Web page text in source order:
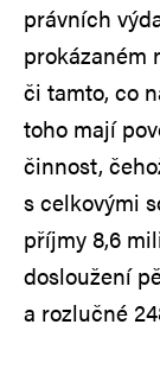
právních
prokázaném
či tamto, co
toho mají
činnost,
s celkovými
příjmy 8,6
dosloužení
a rozlučné